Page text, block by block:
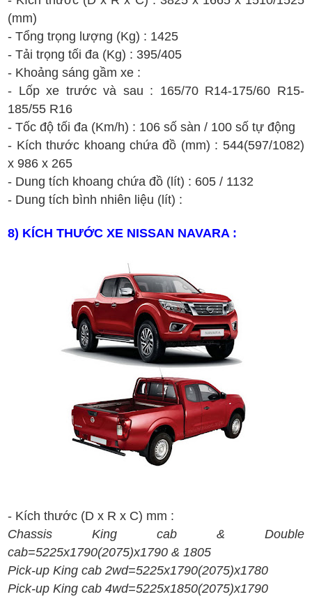
(mm)
- Tổng trọng lượng (Kg) : 1425
- Tải trọng tốiđa (Kg) : 395/405
- Khoảng sáng gầm xe :
- Lốp xe trước và sau : 165/70 R14-175/60 R15-
185/55 R16
- Tốcđộ tốiđa (Km/h) : 106số sàn / 100 số tựđộng
- Kích thước khoang chứađồ (mm) : 544(597/1082)
x986 x 265
- Dung tích khoang chứađồ (lít) : 605 / 1132
- Dung tích bình nhiên liệu (lít) :
8) KÍCH THƯỚC XE NISSAN NAVARA :
- Kích thước (D x R x C) mm :
Chassis King cab & Double
cab=5225x1790(2075)x1790 & 1805
Pick-up King cab 2wd=5225x1790(2075)x1780
Pick-up King cab 4wd=5225x1850(2075)x1790